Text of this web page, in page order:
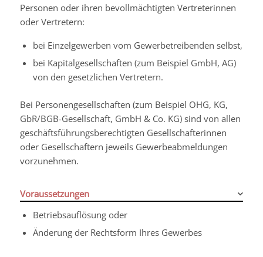
Personen oder ihren bevollmächtigten Vertreterinnen
oder Vertretern:
bei Einzelgewerben vom Gewerbetreibenden selbst,
bei Kapitalgesellschaften (zum Beispiel GmbH, AG)
von den gesetzlichen Vertretern.
Bei Personengesellschaften (zum Beispiel OHG, KG,
GbR/BGB-Gesellschaft, GmbH & Co. KG) sind von allen
geschäftsführungsberechtigten Gesellschafterinnen
oder Gesellschaftern jeweils Gewerbeabmeldungen
vorzunehmen.
Voraussetzungen
Betriebsauflösung oder
Änderung der Rechtsform Ihres Gewerbes